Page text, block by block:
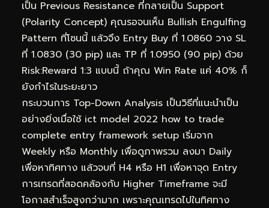
เป็น Previous Resistance ที่กลายเป็น Support
(Polarity Concept) คุณรอจนเห็น Bullish Engulfing
Pattern ที่โซนนี้ แล้วจึง Entry Buy ที่ 1.0860 วาง SL
ที่ 1.0830 (30 pip) และ TP ที่ 1.0950 (90 pip) ด้วย
Risk:Reward 1:3 แบบนี้ ถ้าคุณ Win Rate แค่ 40% ก็
ยังกำไรในระยะยาว
กระบวนการ Top-Down Analysis เป็นวิธีที่แนะนำเป็น
อย่างยิ่งเมื่อใช้ ict model 2022 how to trade
complete entry framework setup เริ่มจาก
Weekly หรือ Monthly เพื่อดูภาพรวม ลงมา Daily
เพื่อหาทิศทาง แล้วจบที่ H4 หรือ H1 เพื่อหาจุด Entry
การเทรดที่สอดคล้องกับ Higher Timeframe จะมี
โอกาสสำเร็จสูงกว่ามาก เพราะคุณเทรดไปในทิศทาง